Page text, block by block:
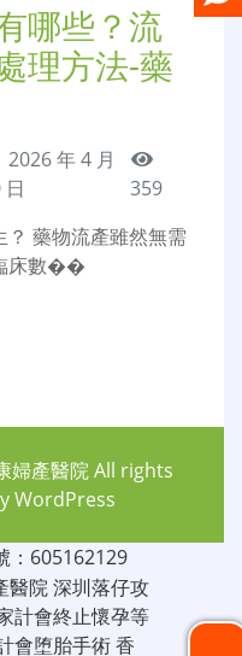
哪些？流
理方法-藥
2026 年 4 月
日
359
藥物流產雖然無需
床數��
婦產醫院All rights
WordPress
：605162129
醫院深圳落仔攻
計會終止懷孕等
會堕胎手術香